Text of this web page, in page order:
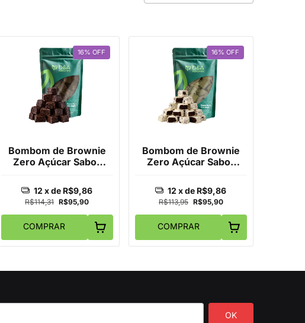
16% OFF
Bombom de Brownie
Zero Açúcar Sabor
Amargo 500g
R$114,31 R$95,90
12 x de R$9,86
COMPRAR
16% OFF
Bombom de Brownie
Zero Açúcar Sabor
500g
R$113,95 R$95,90
12 x de R$9,86
COMPRAR